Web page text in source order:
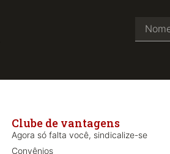
Clube de vantagens
Agora só falta você, sindicalize-se
Convênios